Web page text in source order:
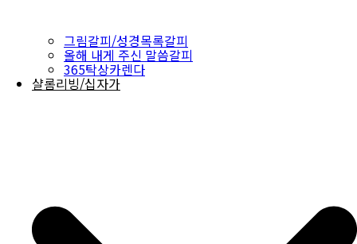
그림갈피/성경목록갈피
올해 내게 주신 말씀갈피
365탁상카렌다
샬롬리빙/십자가